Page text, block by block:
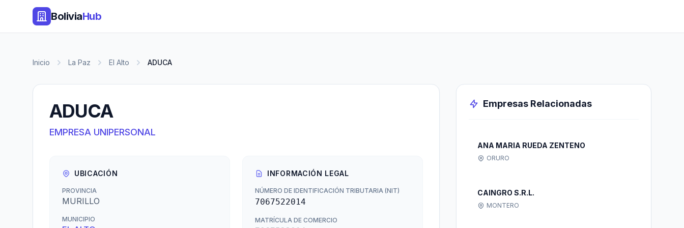
BoliviaHub
Inicio La Paz El Alto ADUCA
ADUCA
EMPRESA UNIPERSONAL
UBICACIÓN
PROVINCIA
MURILLO
MUNICIPIO
INFORMACIÓN LEGAL
NÚMERO DE IDENTIFICACIÓN TRIBUTARIA (NIT)
7067522014
MATRÍCULA DE COMERCIO
Empresas Relacionadas
ANA MARIA RUEDA ZENTENO
ORURO
CAINGRO S.R.L.
MONTERO